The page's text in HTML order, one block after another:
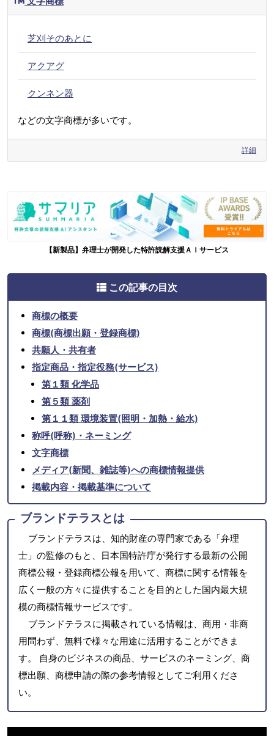
芝刈そのあとに
アクアグ
クンネン器
などの文字商標が多いです。
詳細
【新製品】弁理士が開発した特許読解支援ＡＩサービス
この記事の目次
商標の概要
商標(商標出願・登録商標)
共願人・共有者
指定商品・指定役務(サービス)
第１類 化学品
第５類 薬剤
第１１類 環境装置(照明・加熱・給水)
称呼(呼称)・ネーミング
文字商標
メディア(新聞、雑誌等)への商標情報提供
掲載内容・掲載基準について
ブランドテラスとは
ブランドテラスは、知的財産の専門家である「弁理
士」の監修のもと、日本国特許庁が発行する最新の公開
商標公報・登録商標公報を用いて、商標に関する情報を
広く一般の方々に提供することを目的とした国内最大規
模の商標情報サービスです。
ブランドテラスに掲載されている情報は、商用・非商
用問わず、無料で様々な用途に活用することができま
す。 自身のビジネスの商品、サービスのネーミング、商
標出願、商標申請の際の参考情報としてご利用くださ
い。